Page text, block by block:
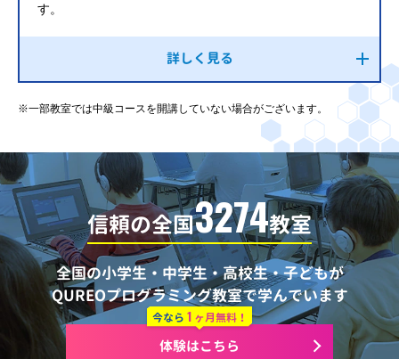
す。
詳しく見る
※一部教室では中級コースを開講していない場合がございます。
信頼の全国3274教室
全国の小学生・中学生・高校生・子どもが
QUREOプログラミング教室で学んでいます
今なら 1 ヶ月無料！
体験はこちら